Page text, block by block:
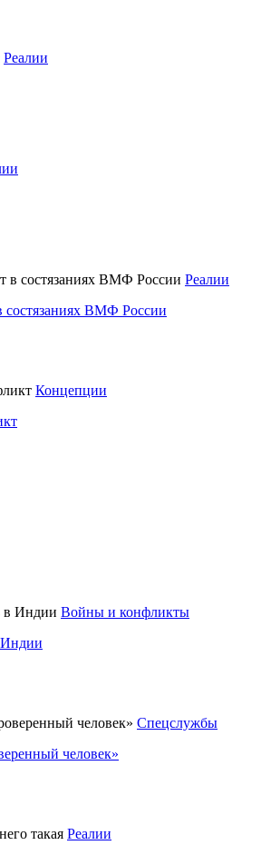
Реалии
Реалии
ВМФ России
Концепции
Войны и конфликты
Индии
Спецслужбы
человек»
Реалии